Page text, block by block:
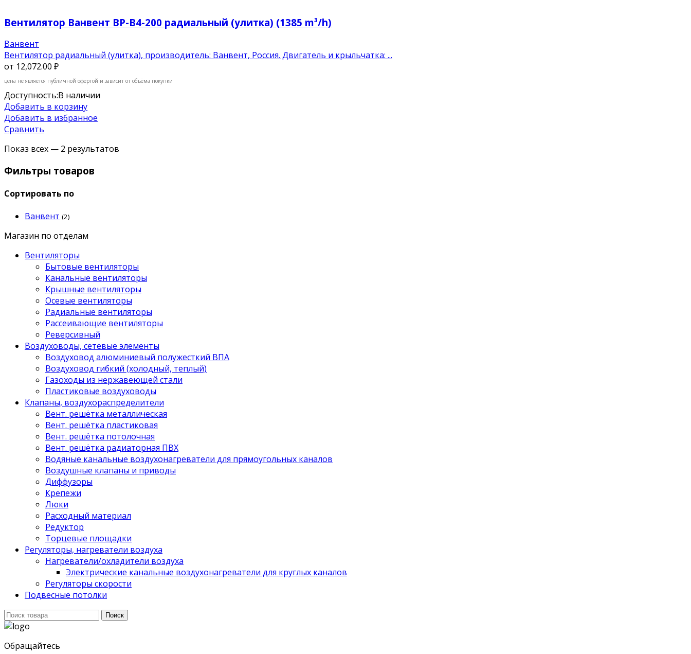
Вентилятор Ванвент ВР-В4-200 радиальный (улитка) (1385 m³/h)
Ванвент
Вентилятор радиальный (улитка), производитель: Ванвент, Россия. Двигатель и крыльчатка: ...
от 12,072.00 ₽
цена не является публичной офертой и зависит от объёма покупки
Доступность:В наличии
Добавить в корзину
Добавить в избранное
Сравнить
Показ всех — 2 результатов
Фильтры товаров
Сортировать по
Ванвент (2)
Магазин по отделам
Вентиляторы
Бытовые вентиляторы
Канальные вентиляторы
Крышные вентиляторы
Осевые вентиляторы
Радиальные вентиляторы
Рассеивающие вентиляторы
Реверсивный
Воздуховоды, сетевые элементы
Воздуховод алюминиевый полужесткий ВПА
Воздуховод гибкий (холодный, теплый)
Газоходы из нержавеющей стали
Пластиковые воздуховоды
Клапаны, воздухораспределители
Вент. решётка металлическая
Вент. решётка пластиковая
Вент. решётка потолочная
Вент. решётка радиаторная ПВХ
Водяные канальные воздухонагреватели для прямоугольных каналов
Воздушные клапаны и приводы
Диффузоры
Крепежи
Люки
Расходный материал
Редуктор
Торцевые площадки
Регуляторы, нагреватели воздуха
Нагреватели/охладители воздуха
Электрические канальные воздухонагреватели для круглых каналов
Регуляторы скорости
Подвесные потолки
Поиск
для:
Поиск
Обращайтесь